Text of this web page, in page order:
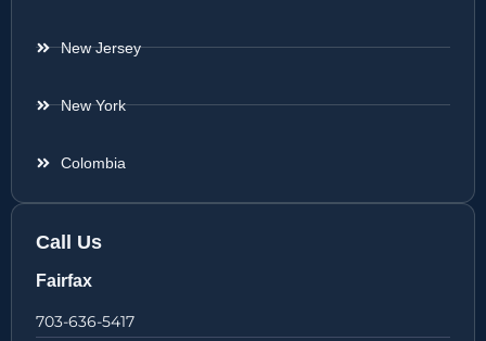
New Jersey
New York
Colombia
Call Us
Fairfax
703-636-5417